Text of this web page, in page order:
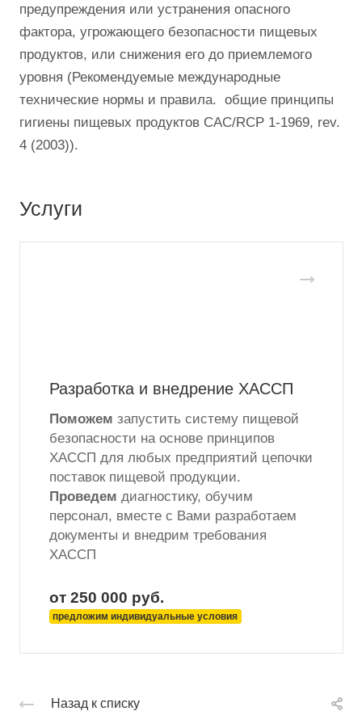
предупреждения или устранения опасного
фактора, угрожающего безопасности пищевых
продуктов, или снижения его до приемлемого
уровня (Рекомендуемые международные
технические нормы и правила. общие принципы
гигиены пищевых продуктов CAC/RCP 1-1969, rev.
4 (2003)).
Услуги
Разработка и внедрение ХАССП
Поможем запустить систему пищевой
безопасности на основе принципов
ХАССП для любых предприятий цепочки
поставок пищевой продукции.
Проведем диагностику, обучим
персонал, вместе с Вами разработаем
документы и внедрим требования
ХАССП
от 250 000 руб.
предложим индивидуальные условия
Назад к списку